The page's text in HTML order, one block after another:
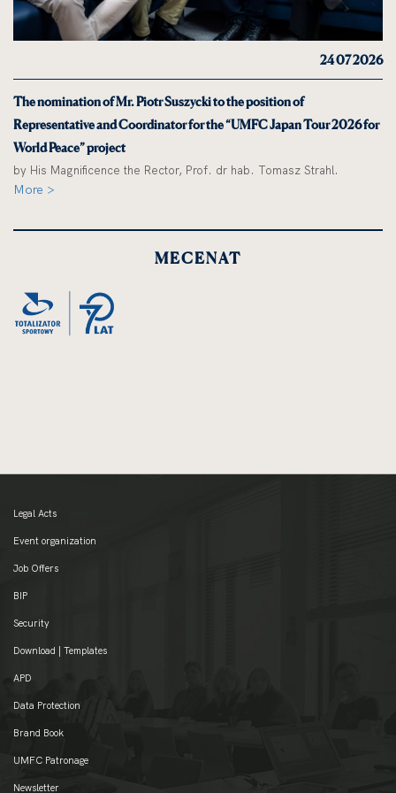
24 07 2026
The nomination of Mr. Piotr Suszycki to the position of
Representative and Coordinator for the “UMFC Japan Tour 2026 for
World Peace” project
by His Magnificence the Rector, Prof. dr hab. Tomasz Strahl.
More >
MECENAT
Legal Acts
Event organization
Job Offers
BIP
Security
Download | Templates
APD
Data Protection
Brand Book
UMFC Patronage
Newsletter